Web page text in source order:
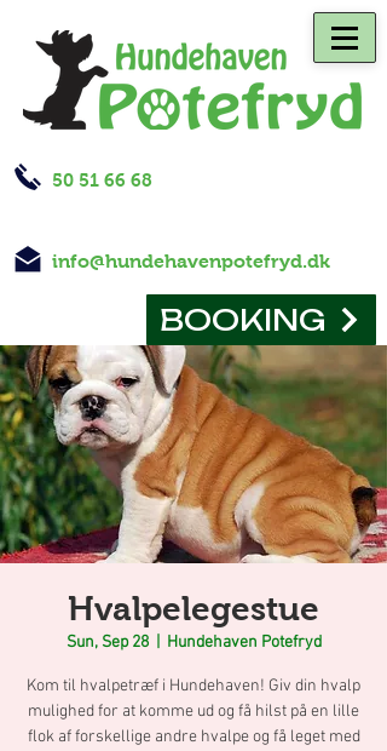
50 51 66 68
BOOKING
info@hundehavenpotefryd.dk
Hvalpelegestue
Sun, Sep 28
  |
Hundehaven Potefryd
Kom til hvalpetræf i Hundehaven! Giv din hvalp
mulighed for at komme ud og få hilst på en lille
flok af forskellige andre hvalpe og få leget med